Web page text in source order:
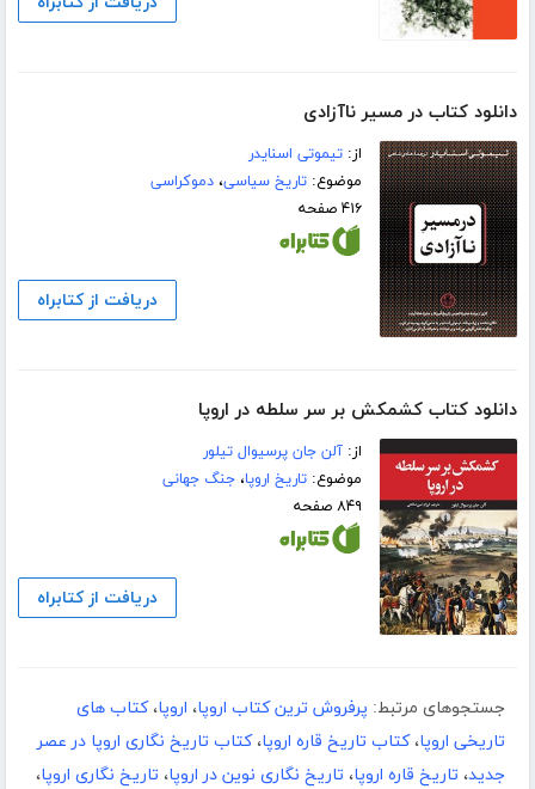
دانلود کتاب در مسیر ناآزادی
از:تیموتی اسنایدر
موضوع:تاریخ سیاسی،دموکراسی
۴۱۶ صفحه
دریافت از کتابراه
دانلود کتاب کشمکش بر سر سلطه در اروپا
از:آلن جان پرسیوال تیلور
موضوع:تاریخ اروپا،جنگ جهانی
۸۴۹ صفحه
دریافت از کتابراه
جستجوهای مرتبط: پرفروش ترین کتاب اروپا، اروپا،کتاب های
تاریخی اروپا،کتاب تاریخ قاره اروپا،کتاب تاریخ نگاری اروپا در عصر
جدید، تاریخ قاره اروپا، تاریخ نگاری نوین در اروپا، تاریخ نگاری اروپا،